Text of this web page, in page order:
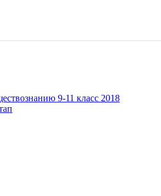
9-11 класс 2018